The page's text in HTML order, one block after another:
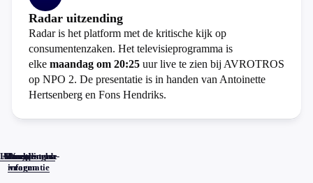
Radar uitzending
Radar is het platform met de kritische kijk op
consumentenzaken. Het televisieprogramma is
elke maandag om 20:25 uur live te zien bij AVROTROS
op NPO 2. De presentatie is in handen van Antoinette
Hertsenberg en Fons Hendriks.
Home
Actueel
Uitzendingen
Reacties
Programma-
informatie
Veelgestelde
vragen